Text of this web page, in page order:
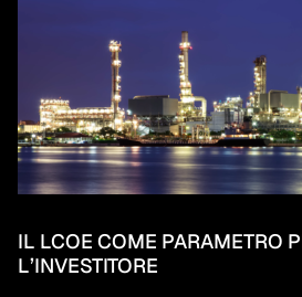
IL LCOE COME PARAMETRO
L’INVESTITORE